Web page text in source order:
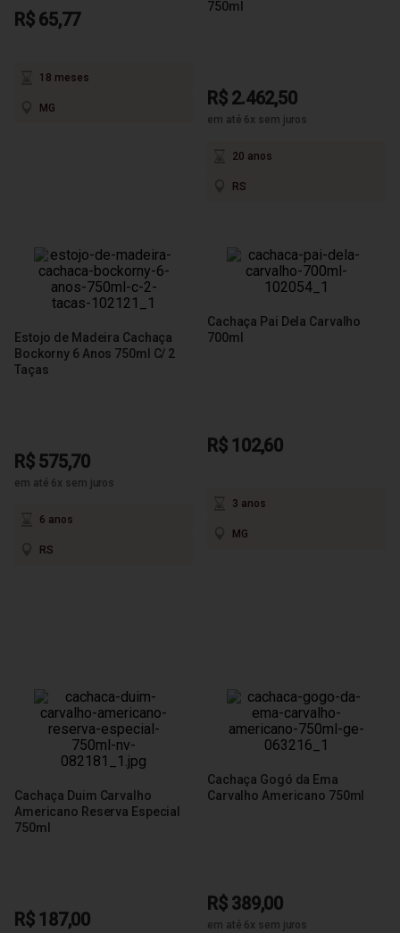
R$ 65,77
18 meses
MG
750ml
R$ 2.462,50
em até 6x sem juros
20 anos
RS
Estojo de Madeira Cachaça
Bockorny 6 Anos 750ml C/ 2
Taças
R$ 575,70
em até 6x sem juros
6 anos
RS
Cachaça Pai Dela Carvalho
700ml
R$ 102,60
3 anos
MG
Cachaça Duim Carvalho
Americano Reserva Especial
750ml
R$ 187,00
Cachaça Gogó da Ema
Carvalho Americano 750ml
R$ 389,00
em até 6x sem juros